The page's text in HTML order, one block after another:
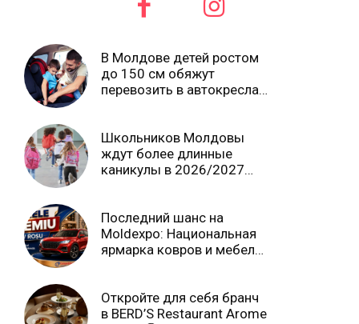
В Молдове детей ростом
до 150 см обяжут
перевозить в автокреслах
Школьников Молдовы
ждут более длинные
каникулы в 2026/2027
Последний шанс на
Moldexpo: Национальная
ярмарка ковров и мебели
Откройте для себя бранч
в BERD’S Restaurant Arome